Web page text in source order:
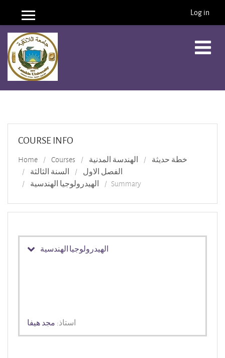
Skip to main content
Side panel Log in
COURSE INFO
Home Courses الهندسة المدنية
خطة حديثة
السنة الثالثة
الفصل الاول
الهيدرولوجيا الهندسية
Summary
الهيدرولوجيا الهندسية
استاذ: مجد هيفا